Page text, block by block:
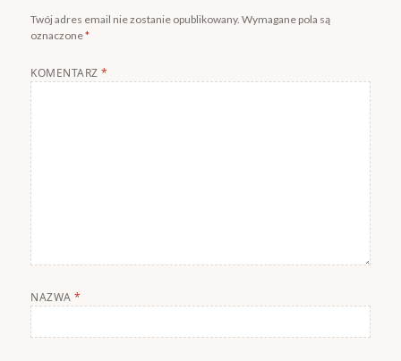
Twój adres email nie zostanie opublikowany. Wymagane pola są
oznaczone*
KOMENTARZ*
NAZWA*